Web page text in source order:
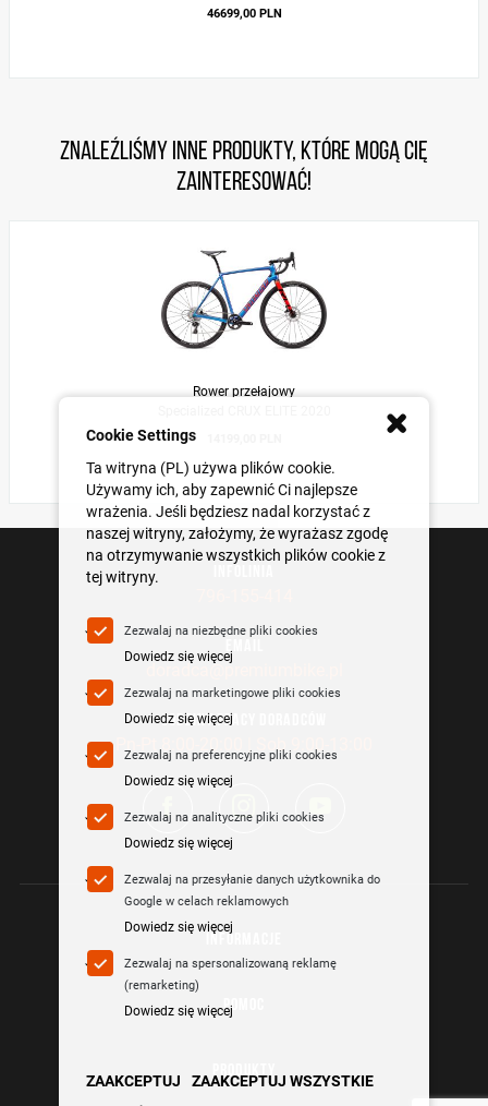
46699,00 PLN
Znaleźliśmy inne produkty, które mogą Cię
zainteresować!
Rower przełajowy
EMAIL
doradca@premiumbike.pl
GODZINY PRACY DORADCÓW
Pn-Pt 8:00-20:00 | Sob 9:00-13:00
POMOC
Cookie Settings
Ta witryna (PL) używa plików cookie.
Używamy ich, aby zapewnić Ci najlepsze
wrażenia. Jeśli będziesz nadal korzystać z
naszej witryny, założymy, że wyrażasz zgodę
na otrzymywanie wszystkich plików cookie z
tej witryny.
Zezwalaj na niezbędne pliki cookies
Dowiedz się więcej
Zezwalaj na marketingowe pliki cookies
Dowiedz się więcej
Zezwalaj na preferencyjne pliki cookies
Dowiedz się więcej
Zezwalaj na analityczne pliki cookies
Dowiedz się więcej
Zezwalaj na przesyłanie danych użytkownika do
Google w celach reklamowych
Dowiedz się więcej
Zezwalaj na spersonalizowaną reklamę
(remarketing)
Dowiedz się więcej
ZAAKCEPTUJ
ZAAKCEPTUJ WSZYSTKIE